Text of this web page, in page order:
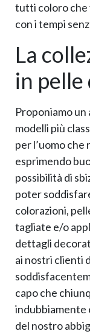
tutti coloro che
con i tempi
La
in pelle
Proponiamo
modelli più
per l’uomo che
esprimendo
possibilità di
poter
colorazioni,
tagliate e/o
dettagli
ai nostri clienti
capo che
indubbiamente
del nostro